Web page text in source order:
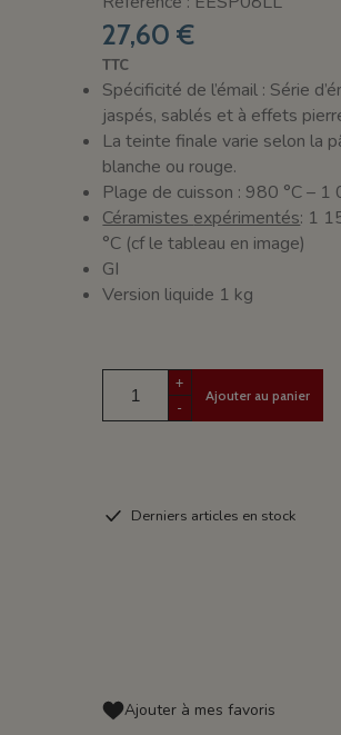
27,60 €
TTC
Spécificité de l’émail : Série
jaspés, sablés et à effets
La teinte finale varie selon la
blanche ou rouge.
Plage de cuisson : 980 °C – 1
Céramistes expérimentés: 1
°C (cf le tableau en image)
GI
Version liquide 1 kg
+
-
Ajouter au panier
Derniers articles en stock
Ajouter à mes favoris